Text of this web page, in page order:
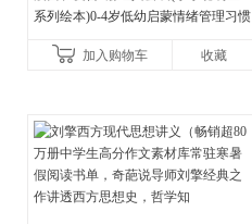
系列绘本)0-4岁低幼启蒙情绪管理习惯
养好品质，发现快
加入购物车 收藏